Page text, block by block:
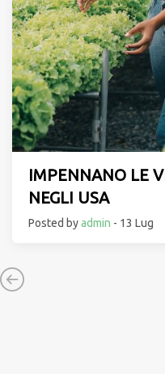
IMPENNANO LE
NEGLI USA
Posted byadmin - 13 Lug